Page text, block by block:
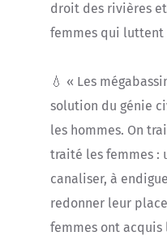
droit des rivières
femmes qui luttent
💧 « Les
solution du génie
les hommes. On
traité les femmes :
canaliser, à
redonner leur
femmes ont